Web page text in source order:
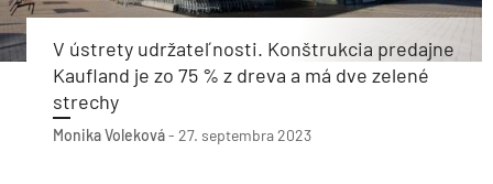
V ústrety udržateľnosti. Konštrukcia predajne
Kaufland je zo 75 % z dreva a má dve zelené
strechy
Monika Voleková- 27. septembra 2023